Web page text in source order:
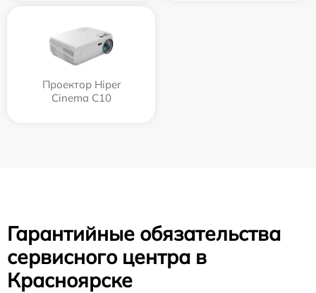
Проектор Hiper
Cinema C10
Гарантийные обязательства
сервисного центра в
Красноярске